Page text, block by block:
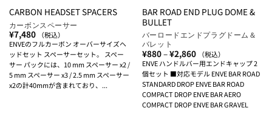
CARBON HEADSET SPACERS
カーボンスペーサー
¥7,480
（税込）
ENVEのフルカーボン オーバーサイズヘ
ッドセット スペーサーセット。 スペー
サー パックには、10 mm スペーサー x2 /
5 mm スペーサー x3 / 2.5 mm スペーサー
x2の計40mmが含まれており、...
BAR ROAD END PLUG DOME &
BULLET
バーロードエンドプラグドーム＆
バレット
¥880–¥2,860価
格
帯:
¥880
–
¥2,860
（税込）
ENVE ハンドルバー用エンドキャップ 2
個セット ■対応モデル ENVE BAR ROAD
STANDARD DROP ENVE BAR ROAD
COMPACT DROP ENVE BAR AERO
COMPACT DROP ENVE BAR GRAVEL